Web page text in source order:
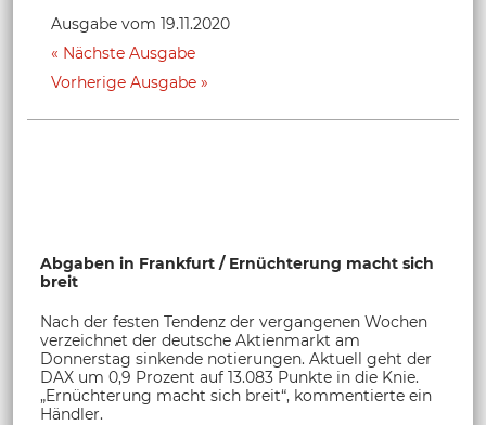
Ausgabe vom 19.11.2020
Nächste Ausgabe
Vorherige Ausgabe
Abgaben in Frankfurt / Ernüchterung macht sich
breit
Nach der festen Tendenz der vergangenen Wochen
verzeichnet der deutsche Aktienmarkt am
Donnerstag sinkende notierungen. Aktuell geht der
DAX um 0,9 Prozent auf 13.083 Punkte in die Knie.
„Ernüchterung macht sich breit“, kommentierte ein
Händler.